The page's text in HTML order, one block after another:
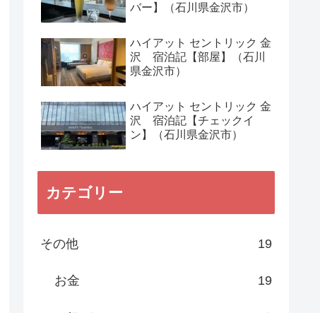
バー】（石川県金沢市）
ハイアット セントリック 金
沢 宿泊記【部屋】（石川
県金沢市）
ハイアット セントリック 金
沢 宿泊記【チェックイ
ン】（石川県金沢市）
カテゴリー
その他 19
お金 19